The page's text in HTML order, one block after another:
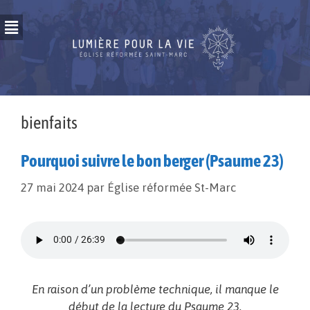
bienfaits
Pourquoi suivre le bon berger (Psaume 23)
27 mai 2024 par Église réformée St-Marc
En raison d’un problème technique, il manque le
début de la lecture du Psaume 23.